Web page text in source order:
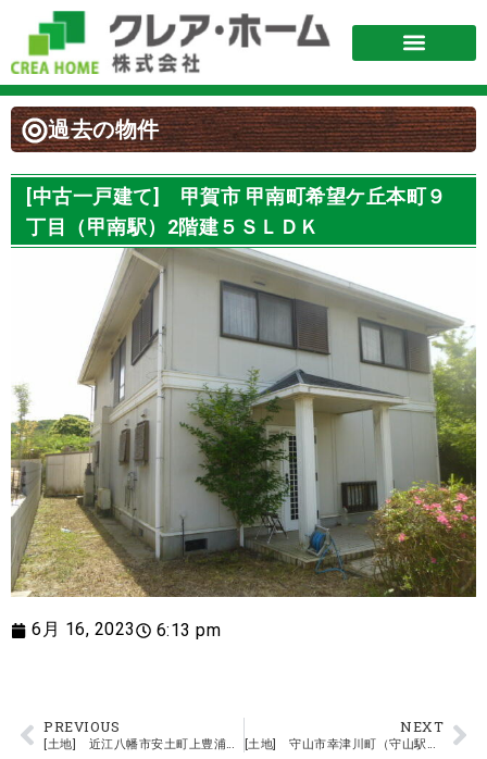
過去の物件
[中古一戸建て] 甲賀市 甲南町希望ケ丘本町９
丁目（甲南駅）2階建５ＳＬＤＫ
6月 16, 2023 6:13 pm
PREVIOUS
[土地] 近江八幡市安土町上豊浦（安土駅）店舗用地
NEXT
[土地] 守山市幸津川町（守山駅）住宅用地